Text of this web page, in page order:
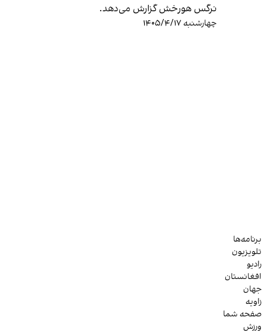
نرگس هورخش گزارش می‌دهد.
چهارشنبه ۱۴۰۵/۴/۱۷
برنامه‌ها
تلویزیون
رادیو
افغانستان
جهان
زاویه
صفحه شما
ورزش